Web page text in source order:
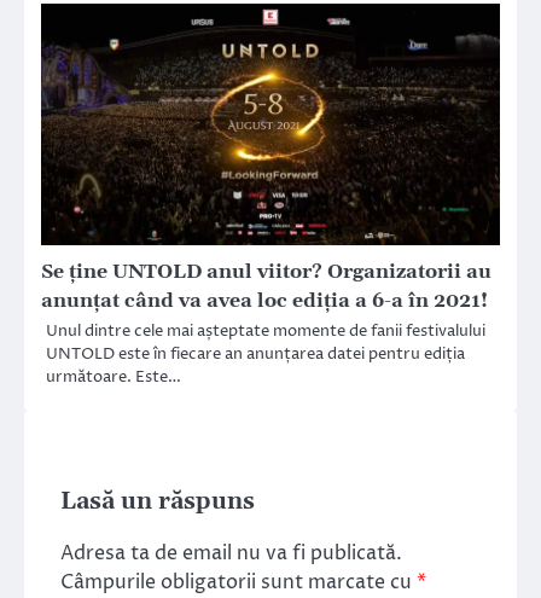
Se ține UNTOLD anul viitor? Organizatorii au
anunțat când va avea loc ediția a 6-a în 2021!
Unul dintre cele mai așteptate momente de fanii festivalului
UNTOLD este în fiecare an anunțarea datei pentru ediția
următoare. Este…
Lasă un răspuns
Adresa ta de email nu va fi publicată.
Câmpurile obligatorii sunt marcate cu *